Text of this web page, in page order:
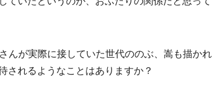
が実際に接していた世代ののぶ、嵩も描かれ
されるようなことはありますか？